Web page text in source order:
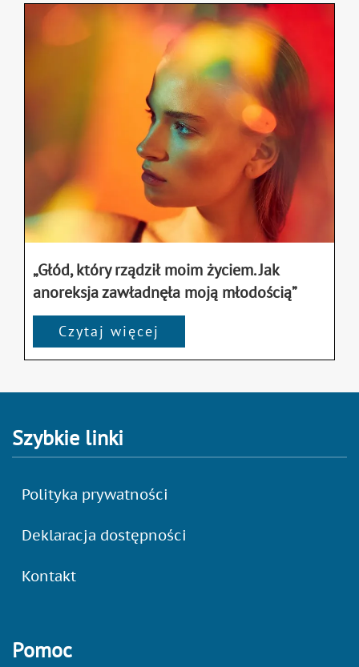
„Głód, który rządził moim życiem. Jak
anoreksja zawładnęła moją młodością”
Czytaj więcej
Szybkie linki
Polityka prywatności
Deklaracja dostępności
Kontakt
Pomoc